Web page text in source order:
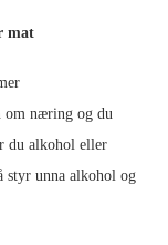
mat
om næring og du
du alkohol eller
styr unna alkohol og